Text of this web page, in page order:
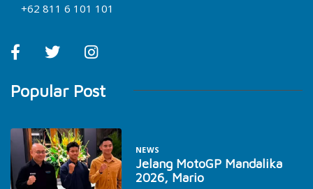
+62 811 6 101 101
Popular Post
NEWS
Jelang MotoGP Mandalika
2026, Mario